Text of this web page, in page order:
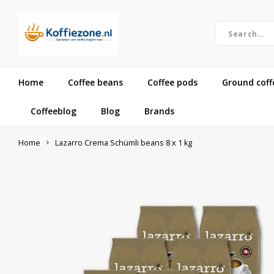
Home Coffee beans Coffee pods Ground
Coffeeblog Blog Brands
Home Lazarro Crema Schümli beans 8 x 1 kg